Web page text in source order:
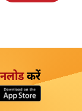
करें